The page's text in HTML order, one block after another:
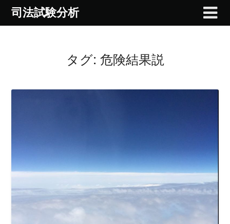
Skip司法試験分析
タグ: 危険結果説